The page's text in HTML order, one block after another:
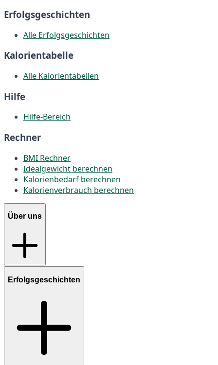
Erfolgsgeschichten
Alle Erfolgsgeschichten
Kalorientabelle
Alle Kalorientabellen
Hilfe
Hilfe-Bereich
Rechner
BMI Rechner
Idealgewicht berechnen
Kalorienbedarf berechnen
Kalorienverbrauch berechnen
Über uns
Erfolgsgeschichten